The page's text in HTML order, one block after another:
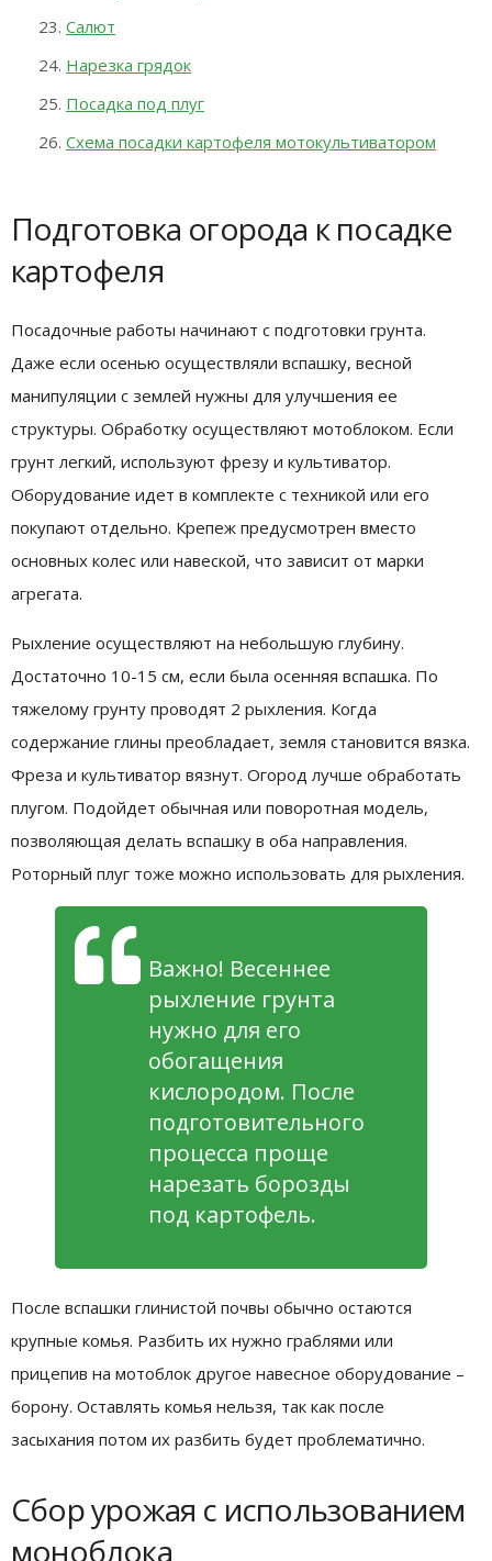
Салют
Нарезка грядок
Посадка под плуг
Схема посадки картофеля мотокультиватором
Подготовка огорода к посадке
картофеля
Посадочные работы начинают с подготовки грунта.
Даже если осенью осуществляли вспашку, весной
манипуляции с землей нужны для улучшения ее
структуры. Обработку осуществляют мотоблоком. Если
грунт легкий, используют фрезу и культиватор.
Оборудование идет в комплекте с техникой или его
покупают отдельно. Крепеж предусмотрен вместо
основных колес или навеской, что зависит от марки
агрегата.
Рыхление осуществляют на небольшую глубину.
Достаточно 10-15 см, если была осенняя вспашка. По
тяжелому грунту проводят 2 рыхления. Когда
содержание глины преобладает, земля становится вязка.
Фреза и культиватор вязнут. Огород лучше обработать
плугом. Подойдет обычная или поворотная модель,
позволяющая делать вспашку в оба направления.
Роторный плуг тоже можно использовать для рыхления.
Важно! Весеннее
рыхление грунта
нужно для его
обогащения
кислородом. После
подготовительного
процесса проще
нарезать борозды
под картофель.
После вспашки глинистой почвы обычно остаются
крупные комья. Разбить их нужно граблями или
прицепив на мотоблок другое навесное оборудование –
борону. Оставлять комья нельзя, так как после
засыхания потом их разбить будет проблематично.
Сбор урожая с использованием
моноблока